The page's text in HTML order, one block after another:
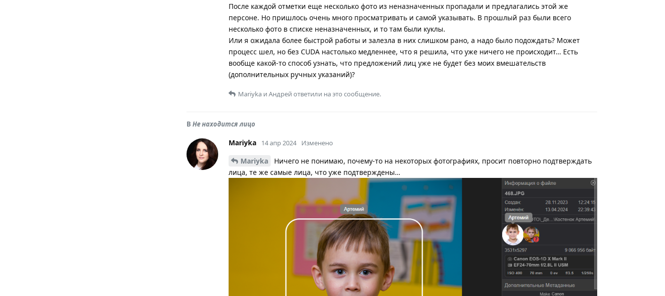
После каждой отметки еще несколько фото из неназначенных пропадали и предлагались этой же
персоне. Но пришлось очень много просматривать и самой указывать. В прошлый раз были всего
несколько фото в списке неназначенных, и то там были куклы.
Или я ожидала более быстрой работы и залезла в них слишком рано, а надо было подождать? Может
процесс шел, но без CUDA настолько медленнее, что я решила, что уже ничего не происходит… Есть
вообще какой-то способ узнать, что предложений лиц уже не будет без моих вмешательств
(дополнительных ручных указаний)?
Mariyka иАндрейответили на это сообщение.
В Не находится лицо
Mariyka 14 апр 2024 Изменено
Mariyka
Ничего не понимаю, почему-то на некоторых фотографиях, просит повторно подтверждать
лица, те же самые лица, что уже подтверждены…